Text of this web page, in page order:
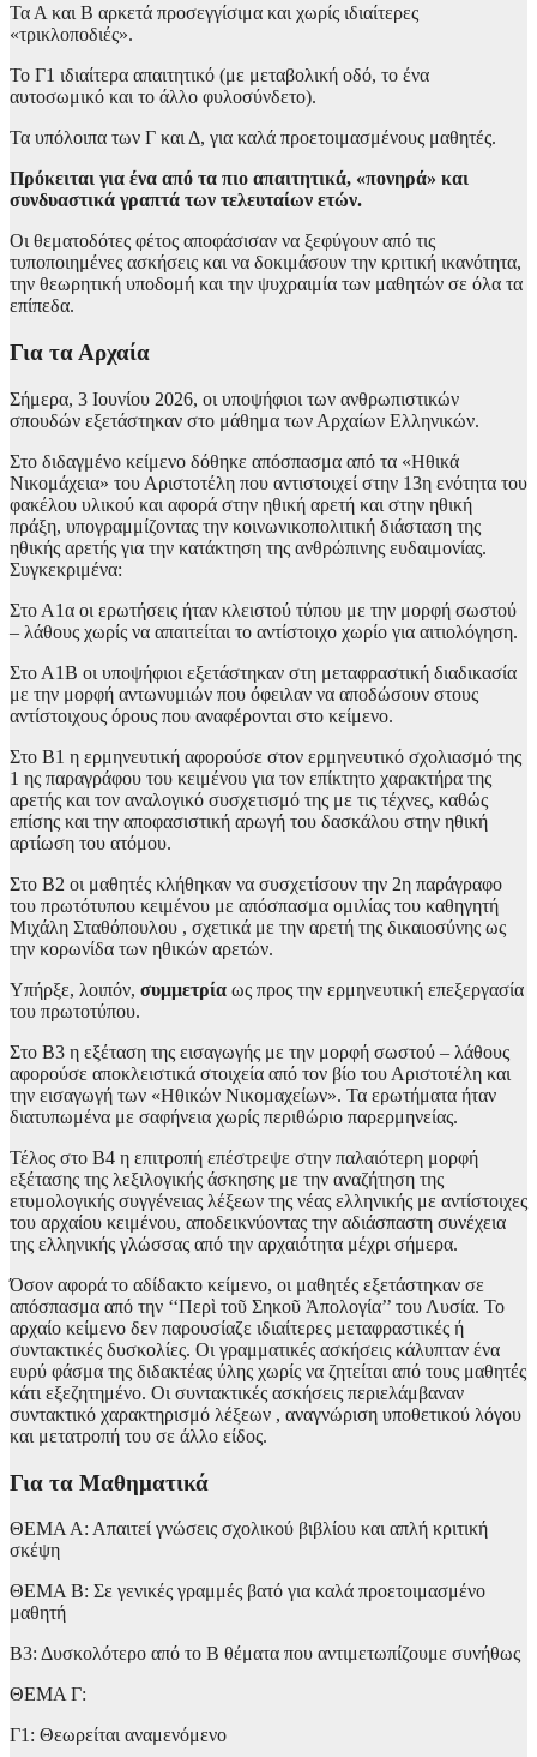
Τα Α και Β αρκετά προσεγγίσιμα και χωρίς ιδιαίτερες
«τρικλοποδιές».
Το Γ1 ιδιαίτερα απαιτητικό (με μεταβολική οδό, το ένα
αυτοσωμικό και το άλλο φυλοσύνδετο).
Τα υπόλοιπα των Γ και Δ, για καλά προετοιμασμένους μαθητές.
Πρόκειται για ένα από τα πιο απαιτητικά, «πονηρά» και
συνδυαστικά γραπτά των τελευταίων ετών.
Οι θεματοδότες φέτος αποφάσισαν να ξεφύγουν από τις
τυποποιημένες ασκήσεις και να δοκιμάσουν την κριτική ικανότητα,
την θεωρητική υποδομή και την ψυχραιμία των μαθητών σε όλα τα
επίπεδα.
Για τα Αρχαία
Σήμερα, 3 Ιουνίου 2026, οι υποψήφιοι των ανθρωπιστικών
σπουδών εξετάστηκαν στο μάθημα των Αρχαίων Ελληνικών.
Στο διδαγμένο κείμενο δόθηκε απόσπασμα από τα «Ηθικά
Νικομάχεια» του Αριστοτέλη που αντιστοιχεί στην 13η ενότητα του
φακέλου υλικού και αφορά στην ηθική αρετή και στην ηθική
πράξη, υπογραμμίζοντας την κοινωνικοπολιτική διάσταση της
ηθικής αρετής για την κατάκτηση της ανθρώπινης ευδαιμονίας.
Συγκεκριμένα:
Στο Α1α οι ερωτήσεις ήταν κλειστού τύπου με την μορφή σωστού
– λάθους χωρίς να απαιτείται το αντίστοιχο χωρίο για αιτιολόγηση.
Στο Α1Β οι υποψήφιοι εξετάστηκαν στη μεταφραστική διαδικασία
με την μορφή αντωνυμιών που όφειλαν να αποδώσουν στους
αντίστοιχους όρους που αναφέρονται στο κείμενο.
Στο Β1 η ερμηνευτική αφορούσε στον ερμηνευτικό σχολιασμό της
1 ης παραγράφου του κειμένου για τον επίκτητο χαρακτήρα της
αρετής και τον αναλογικό συσχετισμό της με τις τέχνες, καθώς
επίσης και την αποφασιστική αρωγή του δασκάλου στην ηθική
αρτίωση του ατόμου.
Στο Β2 οι μαθητές κλήθηκαν να συσχετίσουν την 2η παράγραφο
του πρωτότυπου κειμένου με απόσπασμα ομιλίας του καθηγητή
Μιχάλη Σταθόπουλου , σχετικά με την αρετή της δικαιοσύνης ως
την κορωνίδα των ηθικών αρετών.
Υπήρξε, λοιπόν, συμμετρία ως προς την ερμηνευτική επεξεργασία
του πρωτοτύπου.
Στο Β3 η εξέταση της εισαγωγής με την μορφή σωστού – λάθους
αφορούσε αποκλειστικά στοιχεία από τον βίο του Αριστοτέλη και
την εισαγωγή των «Ηθικών Νικομαχείων». Τα ερωτήματα ήταν
διατυπωμένα με σαφήνεια χωρίς περιθώριο παρερμηνείας.
Τέλος στο Β4 η επιτροπή επέστρεψε στην παλαιότερη μορφή
εξέτασης της λεξιλογικής άσκησης με την αναζήτηση της
ετυμολογικής συγγένειας λέξεων της νέας ελληνικής με αντίστοιχες
του αρχαίου κειμένου, αποδεικνύοντας την αδιάσπαστη συνέχεια
της ελληνικής γλώσσας από την αρχαιότητα μέχρι σήμερα.
Όσον αφορά το αδίδακτο κείμενο, οι μαθητές εξετάστηκαν σε
απόσπασμα από την ‘‘Περὶ τοῦ Σηκοῦ Ἀπολογία’’ του Λυσία. Το
αρχαίο κείμενο δεν παρουσίαζε ιδιαίτερες μεταφραστικές ή
συντακτικές δυσκολίες. Οι γραμματικές ασκήσεις κάλυπταν ένα
ευρύ φάσμα της διδακτέας ύλης χωρίς να ζητείται από τους μαθητές
κάτι εξεζητημένο. Οι συντακτικές ασκήσεις περιελάμβαναν
συντακτικό χαρακτηρισμό λέξεων , αναγνώριση υποθετικού λόγου
και μετατροπή του σε άλλο είδος.
Για τα Μαθηματικά
ΘΕΜΑ Α: Απαιτεί γνώσεις σχολικού βιβλίου και απλή κριτική
σκέψη
ΘΕΜΑ Β: Σε γενικές γραμμές βατό για καλά προετοιμασμένο
μαθητή
Β3: Δυσκολότερο από το Β θέματα που αντιμετωπίζουμε συνήθως
ΘΕΜΑ Γ:
Γ1: Θεωρείται αναμενόμενο